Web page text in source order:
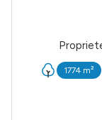
1774 m²